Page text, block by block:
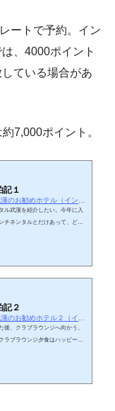
ートで予約。イン
、4000ポイント
ている場合があ
7,000ポイント。
記１
ル武漢を紹介したい。今年に入
チネンタルとだけあって、どの
記２
、クラブラウンジへ向かう。
ラブラウンジ夕食はハッピーア
心に頂…